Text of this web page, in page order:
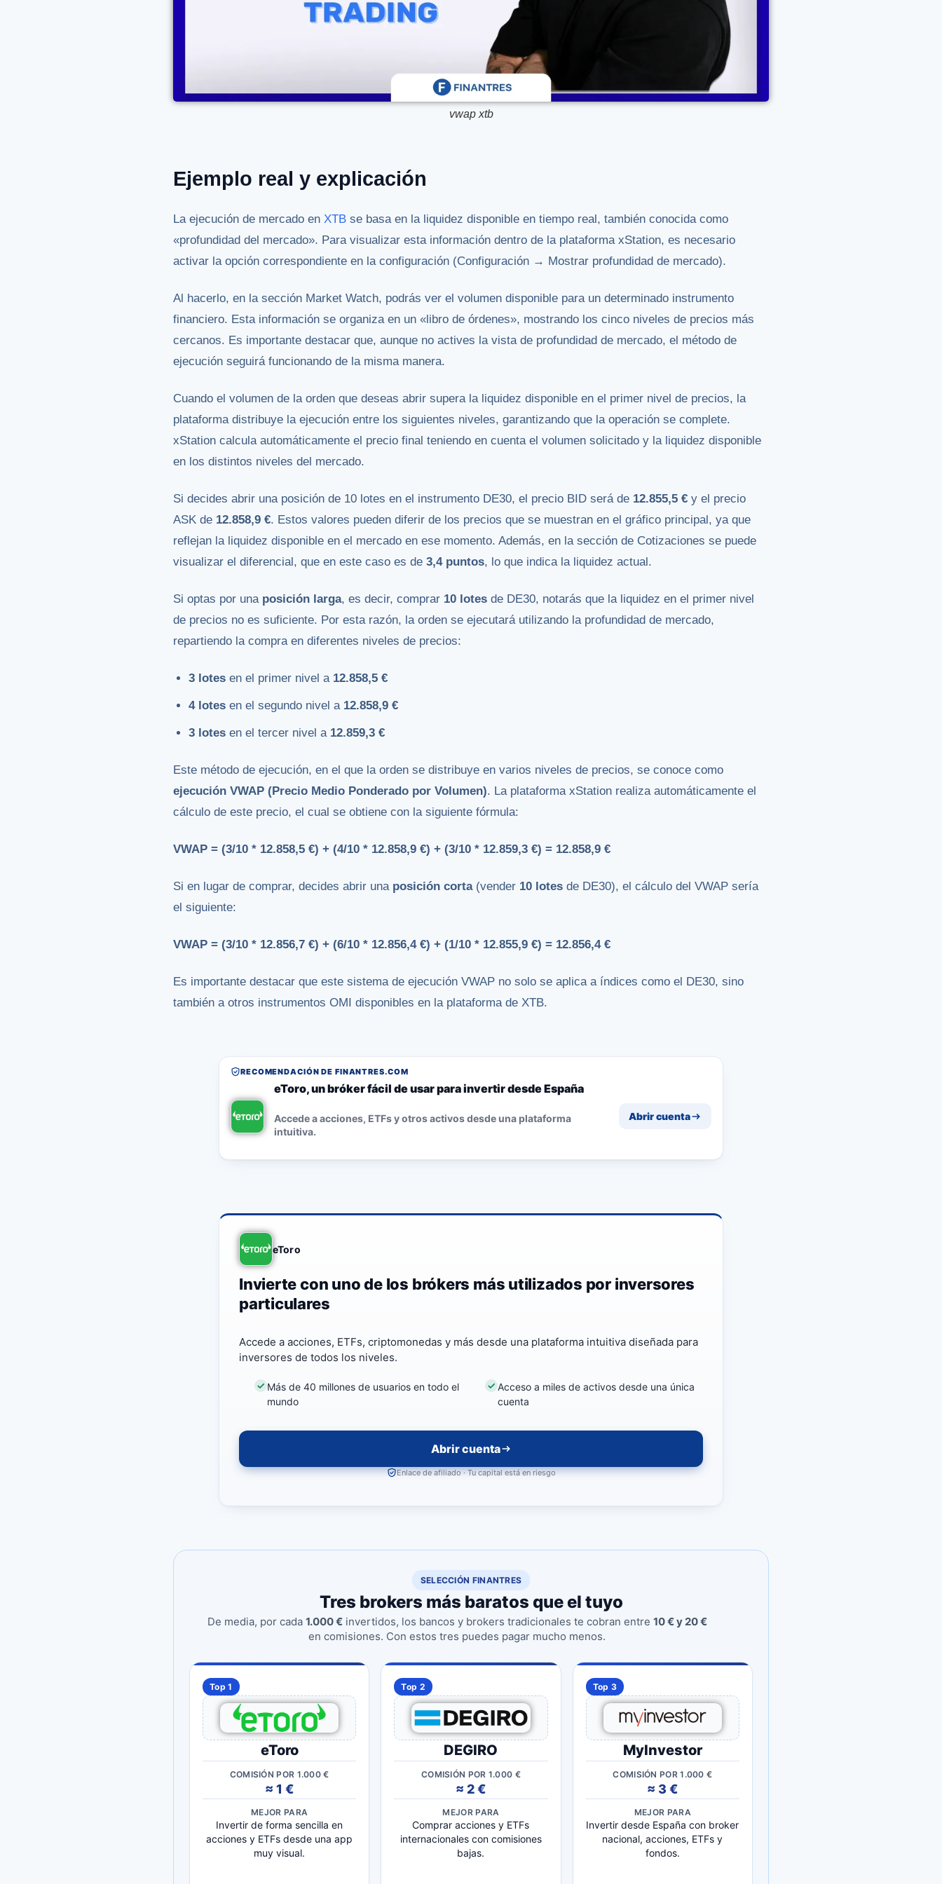
vwap xtb
Ejemplo real y explicación
La ejecución de mercado en XTB se basa en la liquidez disponible en tiempo real, también conocida como
«profundidad del mercado». Para visualizar esta información dentro de la plataforma xStation, es necesario
activar la opción correspondiente en la configuración (Configuración → Mostrar profundidad de mercado).
Al hacerlo, en la sección Market Watch, podrás ver el volumen disponible para un determinado instrumento
financiero. Esta información se organiza en un «libro de órdenes», mostrando los cinco niveles de precios más
cercanos. Es importante destacar que, aunque no actives la vista de profundidad de mercado, el método de
ejecución seguirá funcionando de la misma manera.
Cuando el volumen de la orden que deseas abrir supera la liquidez disponible en el primer nivel de precios, la
plataforma distribuye la ejecución entre los siguientes niveles, garantizando que la operación se complete.
xStation calcula automáticamente el precio final teniendo en cuenta el volumen solicitado y la liquidez disponible
en los distintos niveles del mercado.
Si decides abrir una posición de 10 lotes en el instrumento DE30, el precio BID será de 12.855,5 € y el precio
ASK de 12.858,9 €. Estos valores pueden diferir de los precios que se muestran en el gráfico principal, ya que
reflejan la liquidez disponible en el mercado en ese momento. Además, en la sección de Cotizaciones se puede
visualizar el diferencial, que en este caso es de 3,4 puntos, lo que indica la liquidez actual.
Si optas por una posición larga, es decir, comprar 10 lotes de DE30, notarás que la liquidez en el primer nivel
de precios no es suficiente. Por esta razón, la orden se ejecutará utilizando la profundidad de mercado,
repartiendo la compra en diferentes niveles de precios:
3 lotes en el primer nivel a 12.858,5 €
4 lotes en el segundo nivel a 12.858,9 €
3 lotes en el tercer nivel a 12.859,3 €
Este método de ejecución, en el que la orden se distribuye en varios niveles de precios, se conoce como
ejecución VWAP (Precio Medio Ponderado por Volumen). La plataforma xStation realiza automáticamente el
cálculo de este precio, el cual se obtiene con la siguiente fórmula:
VWAP = (3/10 * 12.858,5 €) + (4/10 * 12.858,9 €) + (3/10 * 12.859,3 €) = 12.858,9 €
Si en lugar de comprar, decides abrir una posición corta(vender 10 lotes de DE30), el cálculo del VWAP sería
el siguiente:
VWAP = (3/10 * 12.856,7 €) + (6/10 * 12.856,4 €) + (1/10 * 12.855,9 €) = 12.856,4 €
Es importante destacar que este sistema de ejecución VWAP no solo se aplica a índices como el DE30, sino
también a otros instrumentos OMI disponibles en la plataforma de XTB.
RECOMENDACIÓN DE FINANTRES.COM
eToro, un bróker fácil de usar para invertir desde España
Accede a acciones, ETFs y otros activos desde una plataforma
intuitiva.
Abrir cuenta
eToro
Invierte con uno de los brókers más utilizados por inversores
particulares
Accede a acciones, ETFs, criptomonedas y más desde una plataforma intuitiva diseñada para
inversores de todos los niveles.
Más de 40 millones de usuarios en todo el
mundo
Acceso a miles de activos desde una única
cuenta
Abrir cuenta
Enlace de afiliado · Tu capital está en riesgo
SELECCIÓN FINANTRES
Tres brokers más baratos que el tuyo
De media, por cada 1.000 €invertidos, los bancos y brokers tradicionales te cobran entre 10 € y 20 €
en comisiones. Con estos tres puedes pagar mucho menos.
Top 1
eToro
COMISIÓN POR 1.000 €
≈ 1 €
MEJOR PARA
Invertir de forma sencilla en
acciones y ETFs desde una app
muy visual.
Top 2
DEGIRO
COMISIÓN POR 1.000 €
≈ 2 €
MEJOR PARA
Comprar acciones y ETFs
internacionales con comisiones
bajas.
Top 3
MyInvestor
COMISIÓN POR 1.000 €
≈ 3 €
MEJOR PARA
Invertir desde España con broker
nacional, acciones, ETFs y
fondos.